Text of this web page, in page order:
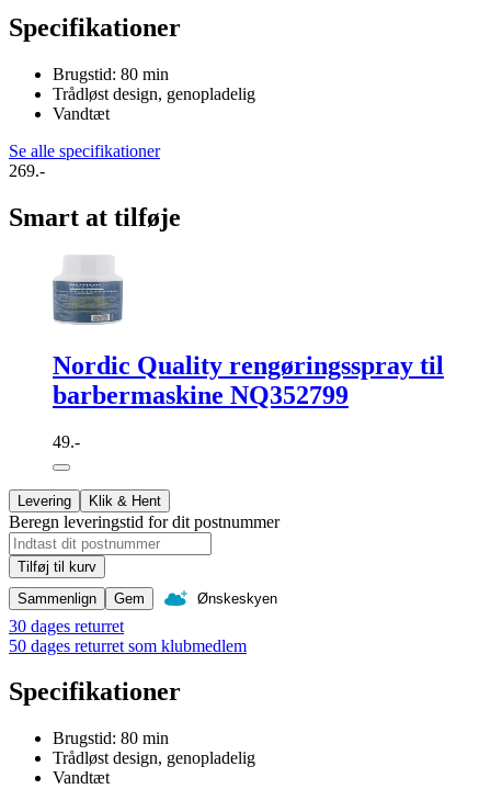
Specifikationer
Brugstid: 80 min
Trådløst design, genopladelig
Vandtæt
Se alle specifikationer
269.-
Smart at tilføje
Nordic Quality rengøringsspray til
barbermaskine NQ352799
49.-
Levering Klik & Hent
Beregn leveringstid for dit postnummer
Tilføj til kurv
Sammenlign
Gem Ønskeskyen
30 dages returret
50 dages returret som klubmedlem
Specifikationer
Brugstid: 80 min
Trådløst design, genopladelig
Vandtæt